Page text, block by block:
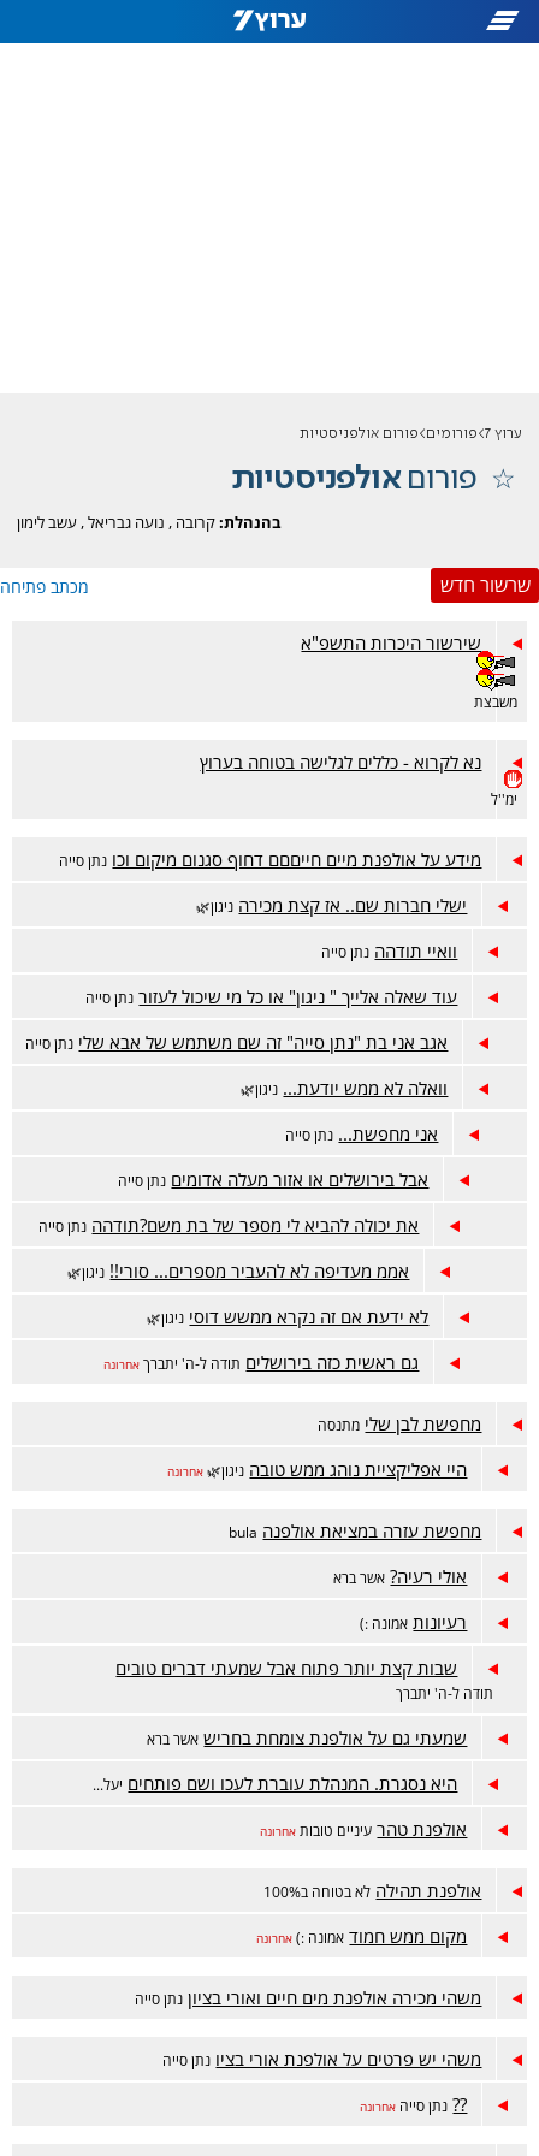
ערוץ 7 פורומים פורום אולפניסטיות
פורוםאולפניסטיות
בהנהלת:קרובה , נועה גבריאל,עשב לימון
מכתב פתיחה שרשור חדש
שירשור היכרות התשפ"א
משבצת
נא לקרוא - כללים לגלישה בטוחה בערוץ
ימ''ל
מידע על אולפנת מיים חייםםם דחוף סגנום מיקום וכו נתן סייה
ישלי חברות שם.. אז קצת מכירה ניגון🌿
וואיי תודהה נתן סייה
עוד שאלה אלייך " ניגון" או כל מי שיכול לעזור נתן סייה
אגב אני בת "נתן סייה" זה שם משתמש של אבא שלי נתן סייה
וואלה לא ממש יודעת... ניגון🌿
אני מחפשת... נתן סייה
אבל בירושלים או אזור מעלה אדומים נתן סייה
את יכולה להביא לי מספר של בת משם?תודהה נתן סייה
אממ מעדיפה לא להעביר מספרים... סורי!! ניגון🌿
לא ידעת אם זה נקרא ממשש דוסי ניגון🌿
גם ראשית כזה בירושלים תודה ל-ה' יתברך אחרונה
מחפשת לבן שלי מתנסה
היי אפליקציית נוהג ממש טובה ניגון🌿 אחרונה
מחפשת עזרה במציאת אולפנה bula
אולי רעיה? אשר ברא
רעיונות אמונה :)
שבות קצת יותר פתוח אבל שמעתי דברים טובים
תודה ל-ה' יתברך
שמעתי גם על אולפנת צומחת בחריש אשר ברא
היא נסגרת. המנהלת עוברת לעכו ושם פותחים יעל...
אולפנת טהר עיניים טובות אחרונה
אולפנת תהילה לא בטוחה ב100%
מקום ממש חמוד אמונה :) אחרונה
משהי מכירה אולפנת מים חיים ואורי בציון נתן סייה
משהי יש פרטים על אולפנת אורי בציו נתן סייה
?? נתן סייה אחרונה